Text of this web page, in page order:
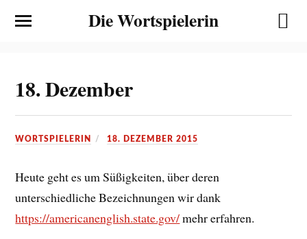
Die Wortspielerin
18. Dezember
WORTSPIELERIN 18. DEZEMBER 2015
Heute geht es um Süßigkeiten, über deren
unterschiedliche Bezeichnungen wir dank
https://americanenglish.state.gov/mehr erfahren.